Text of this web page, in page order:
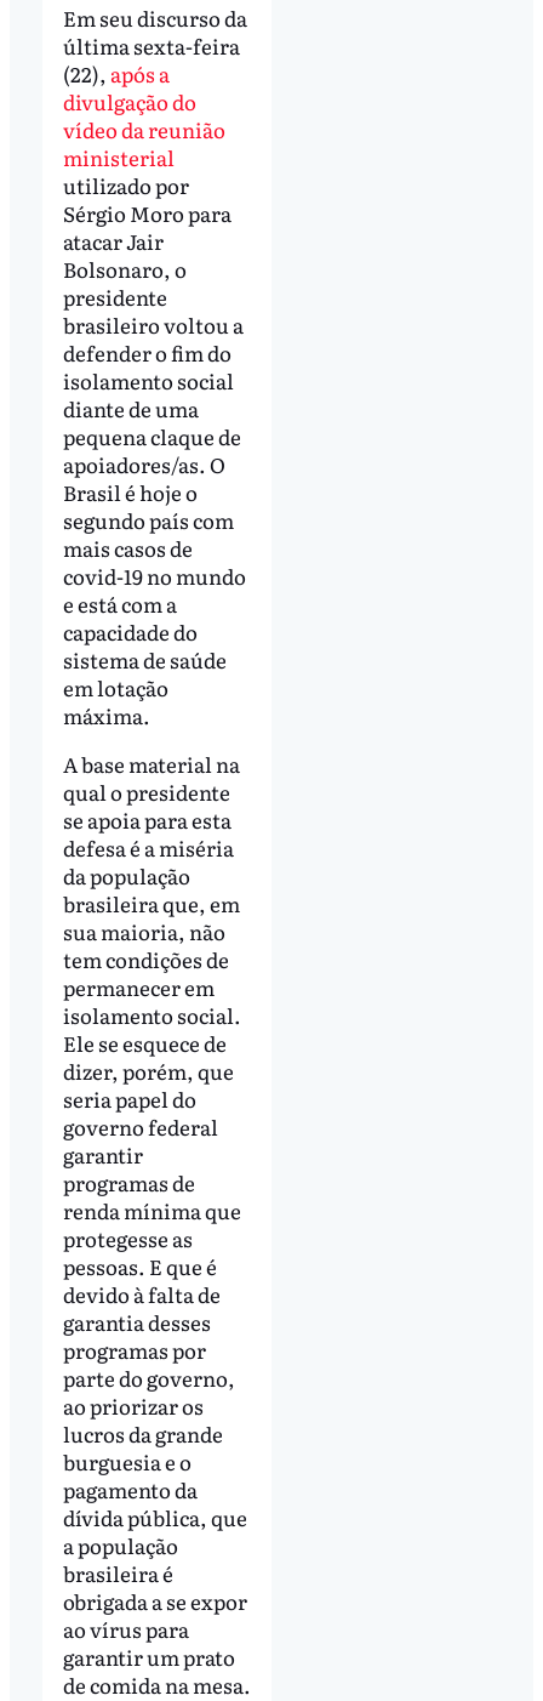
Em seu discurso da
última sexta-feira
(22), após a
divulgação do
vídeo da reunião
ministerial
utilizado por
Sérgio Moro para
atacar Jair
Bolsonaro, o
presidente
brasileiro voltou a
defender o fim do
isolamento social
diante de uma
pequena claque de
apoiadores/as. O
Brasil é hoje o
segundo país com
mais casos de
covid-19 no mundo
e está com a
capacidade do
sistema de saúde
em lotação
máxima.
A base material na
qual o presidente
se apoia para esta
defesa é a miséria
da população
brasileira que, em
sua maioria, não
tem condições de
permanecer em
isolamento social.
Ele se esquece de
dizer, porém, que
seria papel do
governo federal
garantir
programas de
renda mínima que
protegesse as
pessoas. E que é
devido à falta de
garantia desses
programas por
parte do governo,
ao priorizar os
lucros da grande
burguesia e o
pagamento da
dívida pública, que
a população
brasileira é
obrigada a se expor
ao vírus para
garantir um prato
de comida na mesa.